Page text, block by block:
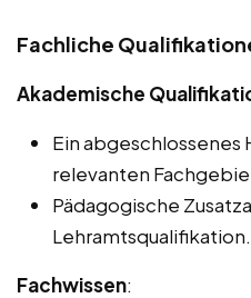
Fachliche
Akademische
Ein abgeschlossenes
relevanten
Pädagogische
Lehramtsqualifikation.
Fachwissen: